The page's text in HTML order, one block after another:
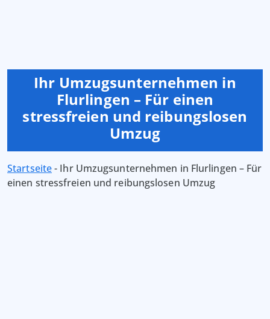
Ihr Umzugsunternehmen in
Flurlingen – Für einen
stressfreien und reibungslosen
Umzug
Startseite- Ihr Umzugsunternehmen in Flurlingen – Für
einen stressfreien und reibungslosen Umzug